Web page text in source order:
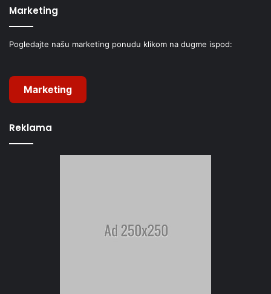
Marketing
Pogledajte našu marketing ponudu klikom na dugme ispod:
Marketing
Reklama